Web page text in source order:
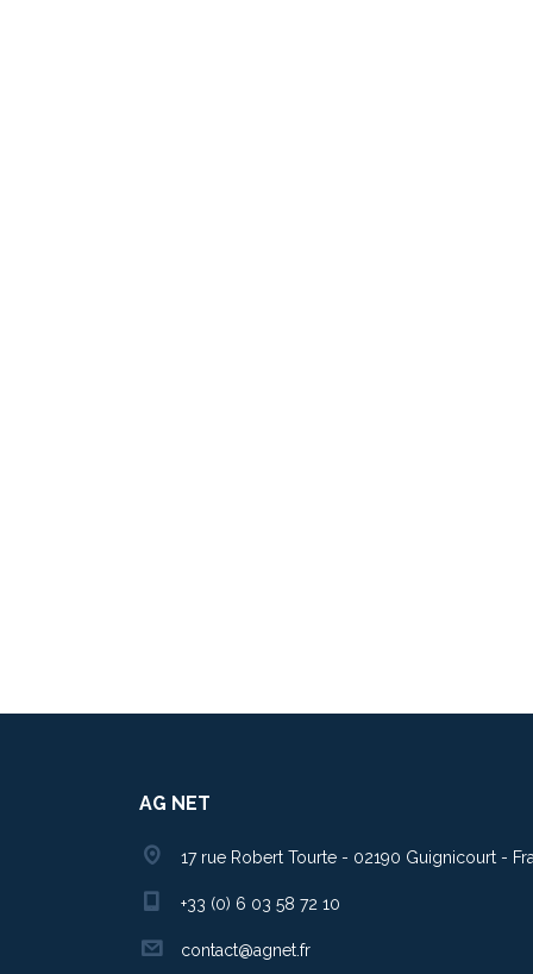
AG NET
17 rue Robert Tourte - 02190 Guignicourt -
+33 (0) 6 03 58 72 10
contact@agnet.fr